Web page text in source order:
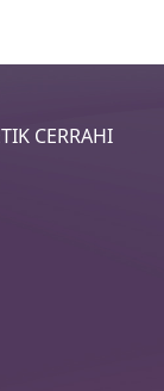
CERRAHI